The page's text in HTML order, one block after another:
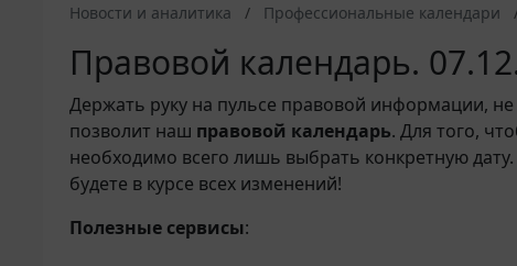
Новости и аналитика Профессиональные календари
Правовой календарь.
Держать руку на пульсе правовой информации,
позволит наш правовой календарь. Для того,
необходимо всего лишь выбрать конкретную
будете в курсе всех изменений!
Полезные сервисы: